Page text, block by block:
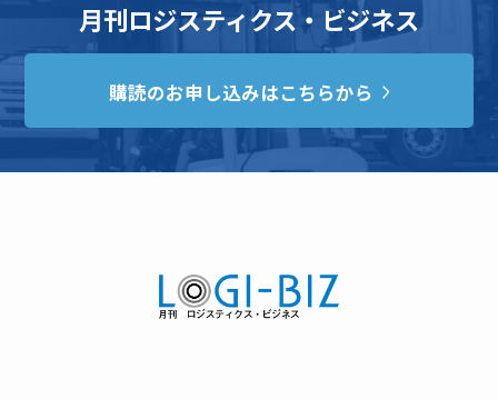
月刊ロジスティクス・ビジネス
購読のお申し込みはこちらから